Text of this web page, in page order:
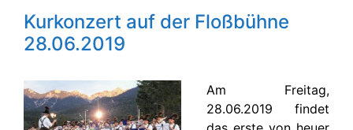
Kurkonzert auf der Floßbühne
28.06.2019
Am Freitag,
28.06.2019 findet